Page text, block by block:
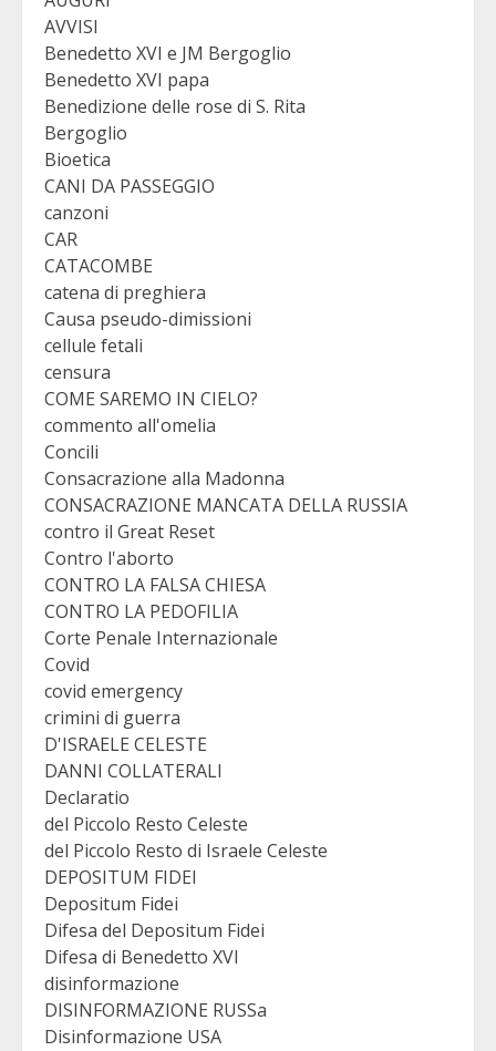
AVVISI
Benedetto XVI e JM Bergoglio
Benedetto XVI papa
Benedizione delle rose di S. Rita
Bergoglio
Bioetica
CANI DA PASSEGGIO
canzoni
CAR
CATACOMBE
catena di preghiera
Causa pseudo-dimissioni
cellule fetali
censura
COME SAREMO IN CIELO?
commento all'omelia
Concili
Consacrazione alla Madonna
CONSACRAZIONE MANCATA DELLA RUSSIA
contro il Great Reset
Contro l'aborto
CONTRO LA FALSA CHIESA
CONTRO LA PEDOFILIA
Corte Penale Internazionale
Covid
covid emergency
crimini di guerra
D'ISRAELE CELESTE
DANNI COLLATERALI
Declaratio
del Piccolo Resto Celeste
del Piccolo Resto di Israele Celeste
DEPOSITUM FIDEI
Depositum Fidei
Difesa del Depositum Fidei
Difesa di Benedetto XVI
disinformazione
DISINFORMAZIONE RUSSa
Disinformazione USA